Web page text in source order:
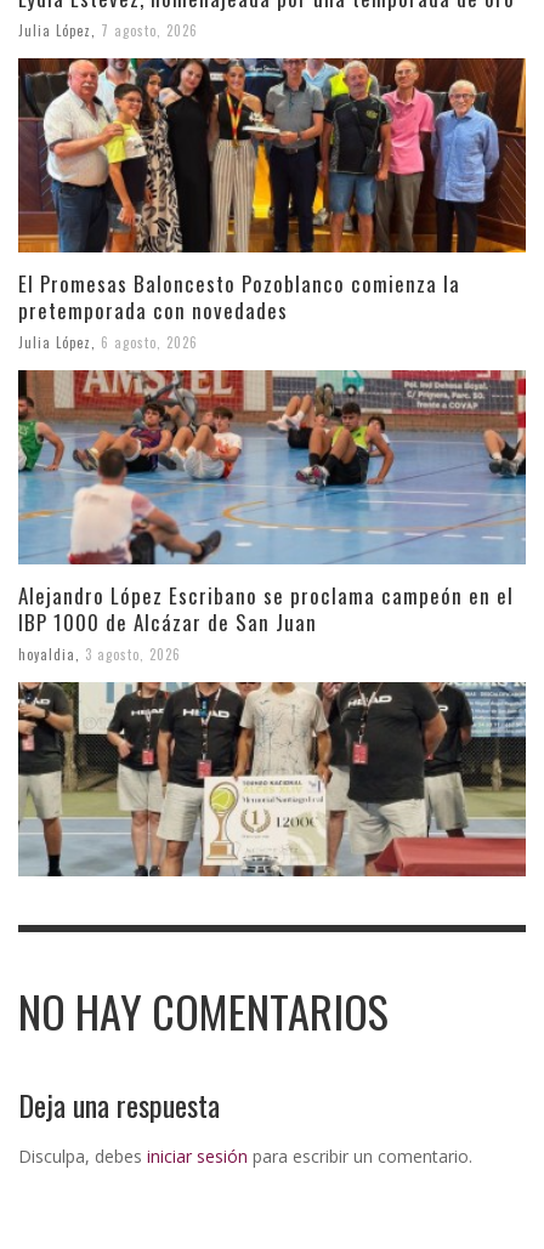
Julia López, 7 agosto, 2026
El Promesas Baloncesto Pozoblanco comienza la
pretemporada con novedades
Julia López 6 agosto, 2026
Alejandro López Escribano se proclama campeón en el
IBP 1000 de Alcázar de San Juan
hoyaldia 3 agosto, 2026
NO HAY COMENTARIOS
Deja una respuesta
Disculpa, debes iniciar sesión para escribir un comentario.